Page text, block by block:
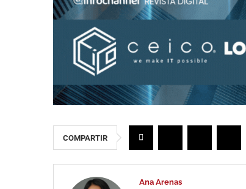
COMPARTIR
Ana Arenas